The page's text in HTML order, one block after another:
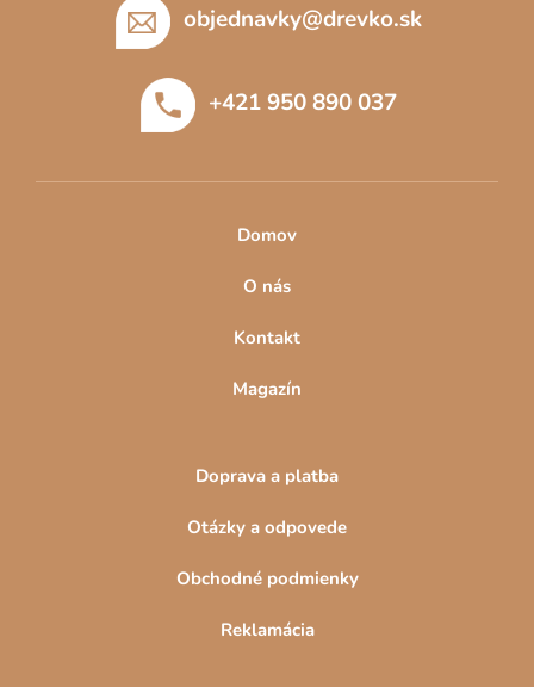
e
v
v
p
s
e
objednavky@drevko.sk
+421 950 890 037
Domov
O nás
Kontakt
Magazín
Doprava a platba
Otázky a odpovede
Obchodné podmienky
Reklamácia